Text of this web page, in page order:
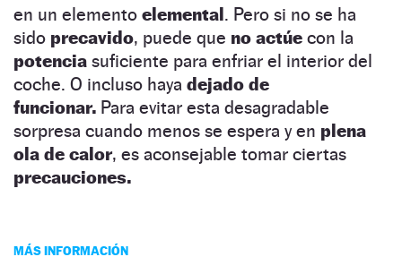
en un elemento elemental. Pero si no se ha
sido precavido, puede que no actúe con la
potencia suficiente para enfriar el interior del
coche. O incluso haya dejado de
funcionar. Para evitar esta desagradable
sorpresa cuando menos se espera y en plena
ola de calor, es aconsejable tomar ciertas
precauciones.
MÁS INFORMACIÓN